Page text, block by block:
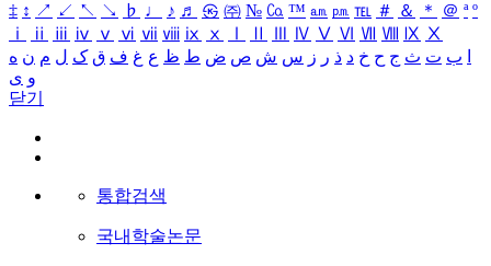
‡ ↕ ↗ ↙ ↖ ↘ ♭ ♩ ♪ ♬ ㉿ ㈜ № ㏇ ™ ㏂ ㏘ ℡ ＃ ＆ ＊ ＠ ª º
ⅰ
ⅱ ⅲ ⅳ ⅴ ⅵ ⅶ ⅷ ⅸ ⅹ Ⅳ Ⅴ Ⅵ Ⅶ Ⅷ Ⅸ Ⅹ
ب ت ث ج ح خ د ذ ر ز س ش ص ض ط ظ ع غ ف ق ک ل م ن ه
و ی
닫기
통합검색
국내학술논문